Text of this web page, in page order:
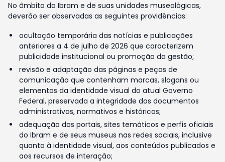
No âmbito do Ibram e de suas unidades museológicas,
deverão ser observadas as seguintes providências:
ocultação temporária das notícias e publicações
anteriores a 4 de julho de 2026 que caracterizem
publicidade institucional ou promoção da gestão;
revisão e adaptação das páginas e peças de
comunicação que contenham marcas, slogans ou
elementos da identidade visual do atual Governo
Federal, preservada a integridade dos documentos
administrativos, normativos e históricos;
adequação dos portais, sites temáticos e perfis oficiais
do Ibram e de seus museus nas redes sociais, inclusive
quanto à identidade visual, aos conteúdos publicados e
aos recursos de interação;